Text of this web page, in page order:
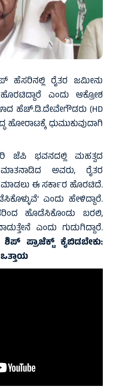
ರೈತರ ಜಮೀನು
ಎಂದು ಆಕ್ರೋಶ
ಹೆಚ್.ಡಿ.ದೇವೇಗೌಡರು (HD
ಹೋರಾಟಕ್ಕೆ ಧುಮುಕುವುದಾಗಿ
ಜೆಪಿ ಭವನದಲ್ಲಿ ಮಹತ್ವದ
ಅವರು, ರೈತರ
ಮಾಡಲು ಈ ಸರ್ಕಾರ ಹೊರಟಿದೆ.
ಎಂದು ಹೇಳಿದ್ದಾರೆ.
ಹೊಡೆಸಿಕೊಂಡು ಬರಲಿ,
ಎಂದು ಗುಡುಗಿದ್ದಾರೆ.
ಪ್ರಾಜೆಕ್ಟ್ ಕೈಬಿಡಬೇಕು: